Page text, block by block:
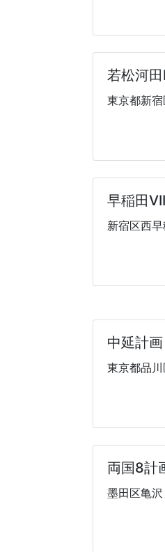
若松河
東京都新
早稲田
新宿区西
中延計
東京都品
両国8計
墨田区亀